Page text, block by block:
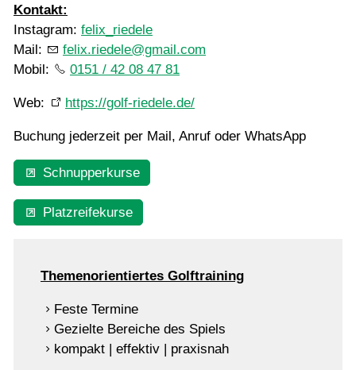
Jugend
Turniere
Golfschule
Maximilian Löhlein
Felix Riedele
Platzreifekurse
Regelkunde
Golf & Natur
Kontakt:
Instagram: felix_riedele
Mail:
felix.riedele@gmail.com
Mobil:
0151 / 42 08 47 81
Web: https://golf-riedele.de/
Buchung jederzeit per Mail, Anruf oder WhatsApp
Schnupperkurse
Platzreifekurse
Themenorientiertes Golftraining
Feste Termine
Gezielte Bereiche des Spiels
kompakt | effektiv | praxisnah